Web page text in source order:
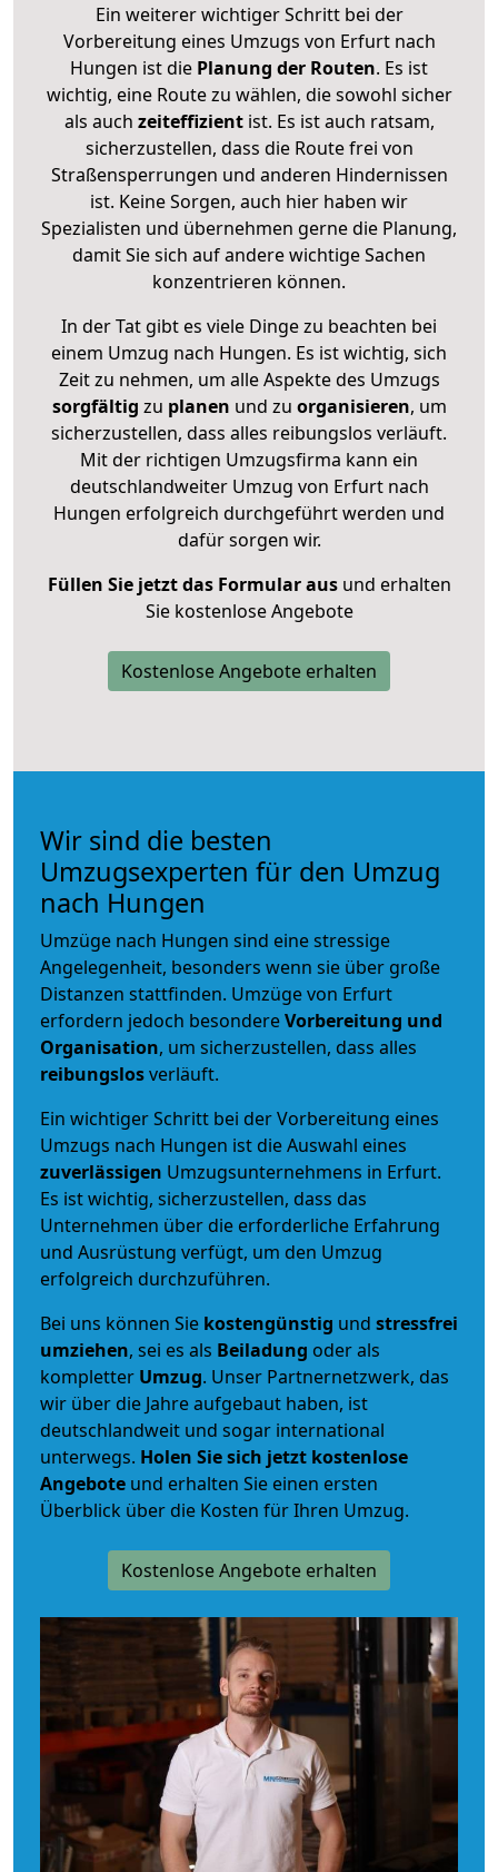
Ein weiterer wichtiger Schritt bei der
Vorbereitung eines Umzugs von Erfurt nach
Hungen ist die Planung der Routen. Es ist
wichtig, eine Route zu wählen, die sowohl sicher
als auch zeiteffizientist. Es ist auch ratsam,
sicherzustellen, dass die Route frei von
Straßensperrungen und anderen Hindernissen
ist. Keine Sorgen, auch hier haben wir
Spezialisten und übernehmen gerne die Planung,
damit Sie sich auf andere wichtige Sachen
konzentrieren können.
In der Tat gibt es viele Dinge zu beachten bei
einem Umzug nach Hungen. Es ist wichtig, sich
Zeit zu nehmen, um alle Aspekte des Umzugs
sorgfältig zu planen und zu organisieren, um
sicherzustellen, dass alles reibungslos verläuft.
Mit der richtigen Umzugsfirma kann ein
deutschlandweiter Umzug von Erfurt nach
Hungen erfolgreich durchgeführt werden und
dafür sorgen wir.
Füllen Sie jetzt das Formular ausund erhalten
Sie kostenlose Angebote
Kostenlose Angebote erhalten
Wir sind die besten
Umzugsexperten für den Umzug
nach Hungen
Umzüge nach Hungen sind eine stressige
Angelegenheit, besonders wenn sie über große
Distanzen stattfinden. Umzüge von Erfurt
erfordern jedoch besondereVorbereitung und
Organisation, um sicherzustellen, dass alles
reibungslosverläuft.
Ein wichtiger Schritt bei der Vorbereitung eines
Umzugs nach Hungen ist die Auswahl eines
zuverlässigen Umzugsunternehmens in Erfurt.
Es ist wichtig, sicherzustellen, dass das
Unternehmen über die erforderliche Erfahrung
und Ausrüstung verfügt, um den Umzug
erfolgreich durchzuführen.
Bei uns können Sie kostengünstig und stressfrei
umziehen, sei es als Beiladung oder als
kompletter Umzug. Unser Partnernetzwerk, das
wir über die Jahre aufgebaut haben, ist
deutschlandweit und sogar international
unterwegs. Holen Sie sich jetzt kostenlose
Angebote und erhalten Sie einen ersten
Überblick über die Kosten für Ihren Umzug.
Kostenlose Angebote erhalten